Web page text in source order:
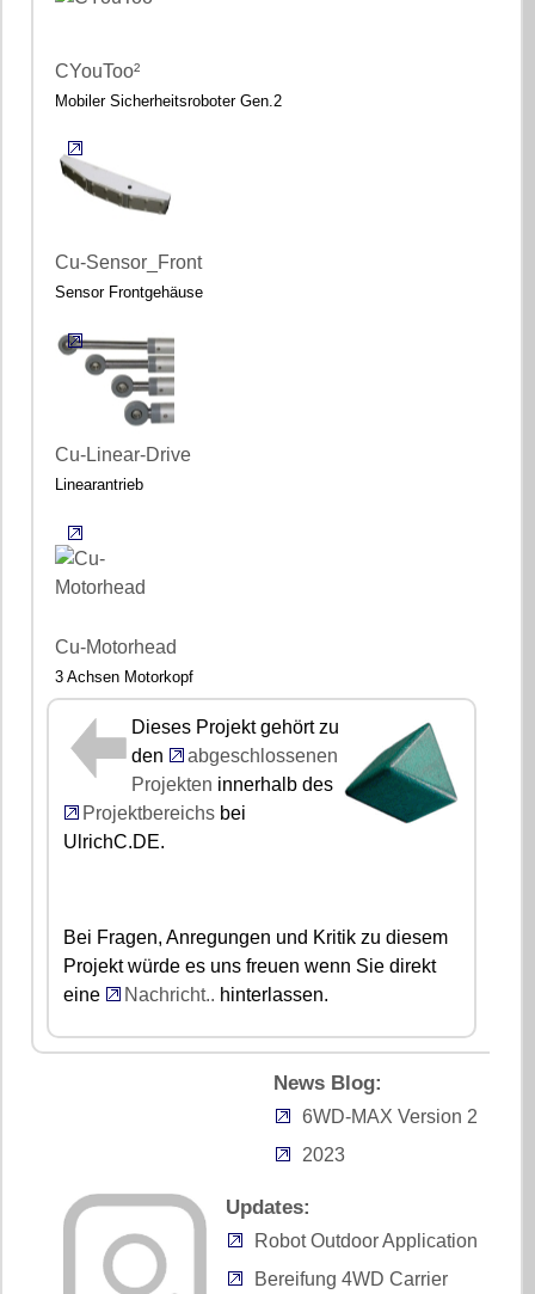
CYouToo²
Mobiler Sicherheitsroboter Gen.2
Cu-Sensor_Front
Sensor Frontgehäuse
Cu-Linear-Drive
Linearantrieb
Cu-Motorhead
3 Achsen Motorkopf
Dieses Projekt gehört zu
den
abgeschlossenen
Projekten innerhalb des
Projektbereichsbei
UlrichC.DE.
Bei Fragen, Anregungen und Kritik zu diesem
Projekt würde es uns freuen wenn Sie direkt
eine
Nachricht.. hinterlassen.
News Blog:
6WD-MAX Version 2
2023
Updates:
Robot Outdoor Application
Bereifung 4WD Carrier